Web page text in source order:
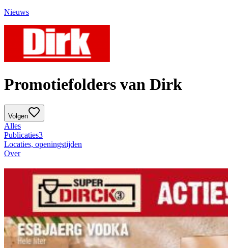
Nieuws
Promotiefolders van Dirk
Volgen
Alles
Publicaties3
Locaties, openingstijden
Over